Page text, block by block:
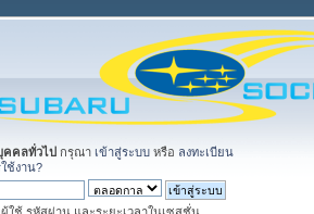
คคลทั่วไป กรุณา เข้าสู่ระบบ หรือ ลงทะเบียน
ช้งาน?